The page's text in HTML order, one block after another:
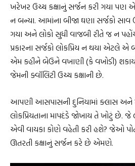
ખરેખર ઉચ્ચ કક્ષાનું સર્જન કરી ગયા પણ
ન બન્યા. આમાંના બીજા ઘણા સર્જકો સાવ
ગયા અને લોકો સુધી વાજબી રીતે જ ન
પ્રકારના સર્જકો લોકપ્રિય ન થયા એટલે
એમ કહીને બેઉને વખાણી (કે વખોડી)
જેમની ક્વૉલિટી ઉચ્ચ કક્ષાની છે.
આપણી આસપાસની દુનિયામાં ક્લાસ અને
લોકપ્રિયતાના માપદંડે જોખાય તે ખોટું છે.
એવી વાયકા કોણે વહેતી કરી હશે? જેઓ
ઊતરતી કક્ષાનું સર્જન કરે છે એમણે.